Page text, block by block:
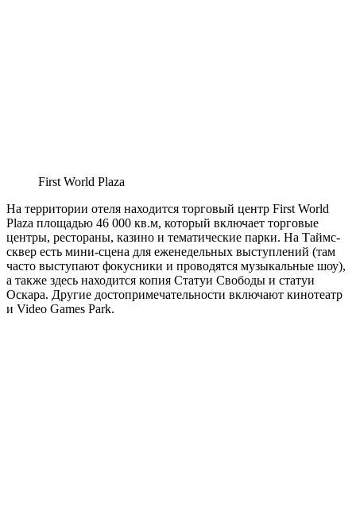
First World Plaza
На территории отеля находится торговый центр First World
Plaza площадью 46 000 кв.м, который включает торговые
центры, рестораны, казино и тематические парки. На Таймс-
сквер есть мини-сцена для еженедельных выступлений (там
часто выступают фокусники и проводятся музыкальные шоу),
а также здесь находится копия Статуи Свободы и статуи
Оскара. Другие достопримечательности включают кинотеатр
и Video Games Park.